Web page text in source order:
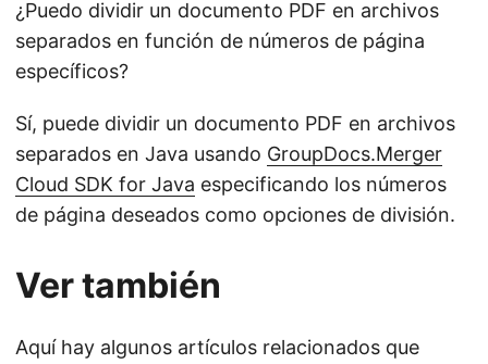
¿Puedo dividir un documento PDF en archivos
separados en función de números de página
específicos?
Sí, puede dividir un documento PDF en archivos
separados en Java usando GroupDocs.Merger
Cloud SDK for Java especificando los números
de página deseados como opciones de división.
Ver también
Aquí hay algunos artículos relacionados que